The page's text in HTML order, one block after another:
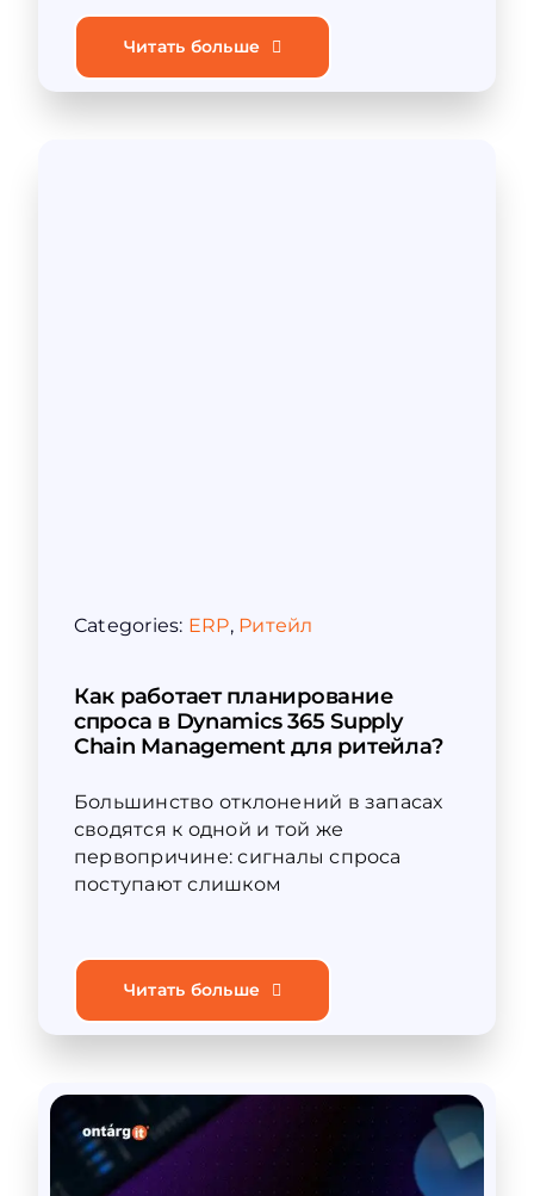
Читать больше
Categories: ERP, Ритейл
Как работает планирование
спроса в Dynamics 365 Supply
Chain Management для ритейла?
Большинство отклонений в запасах
сводятся к одной и той же
первопричине: сигналы спроса
поступают слишком
Читать больше